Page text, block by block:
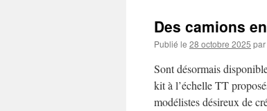
Des camions
Publié le 28 octobre 2025 par
Sont désormais
kit à l’échelle TT
modélistes désireux de